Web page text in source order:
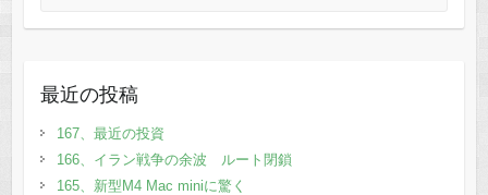
最近の投稿
167、最近の投資
166、イラン戦争の余波 ルート閉鎖
165、新型M4 Mac miniに驚く